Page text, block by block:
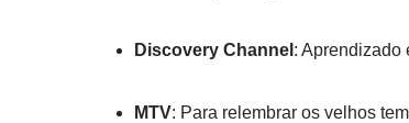
Discovery Channel : Aprendizado
MTV: Para relembrar os velhos